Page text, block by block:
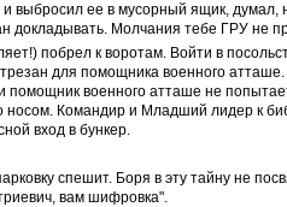
выбросил ее в мусорный ящик, думал,
докладывать. Молчания тебе ГРУ не
побрел к воротам. Войти в
для помощника военного
помощник военного атташе не
Командир и Младший лидер к
вход в бункер.
спешит. Боря в эту тайну не
вам шифровка".